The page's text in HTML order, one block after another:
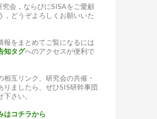
究会，ならびにSISAをご愛顧
，どうぞよろしくお願いいた
報をまとめてご覧になるには
知タグへのアクセスが便利で
相互リンク、研究会の共催・
りましたら、ぜひSIS研幹事団
さい。
はコチラから